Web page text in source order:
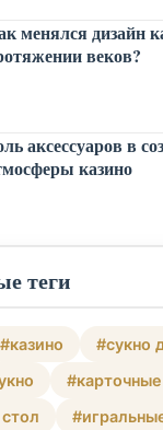
менялся дизайн
веков?
аксессуаров в
казино
теги
#казино
#сукно